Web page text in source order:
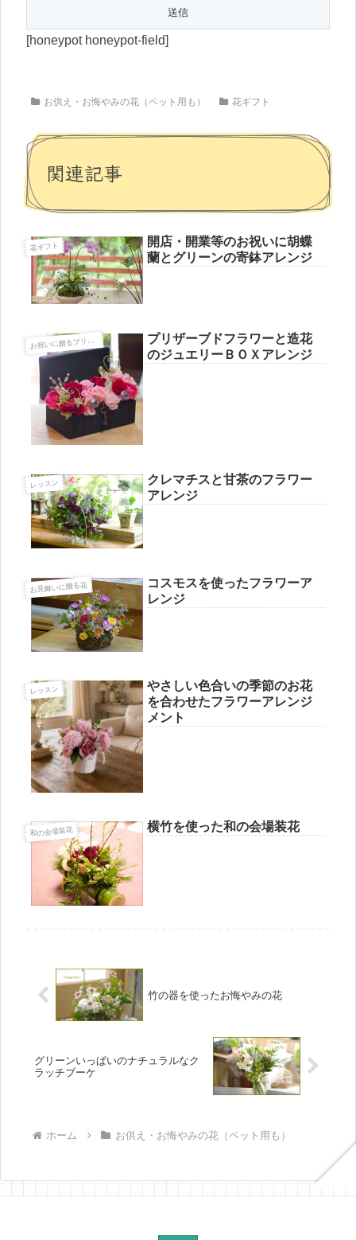
[honeypot honeypot-field]
お供え・お悔やみの花（ペット用も） 花ギフト
関連記事
花ギフト
開店・開業等のお祝いに胡蝶
蘭とグリーンの寄鉢アレンジ
お 祝いに贈るプリザーブドフラワー
プリザーブドフラワーと造花
のジュエリーＢＯＸアレンジ
レッスン
クレマチスと甘茶のフラワー
アレンジ
お見舞いに贈る花
コスモスを使ったフラワーア
レンジ
レッスン
やさしい色合いの季節のお花
を合わせたフラワーアレンジ
メント
和の会場装花 横竹を使った和の会場装花
竹の器を使ったお悔やみの花
グリーンいっぱいのナチュラルなク
ラッチブーケ
ホーム お供え・お悔やみの花（ペット用も）